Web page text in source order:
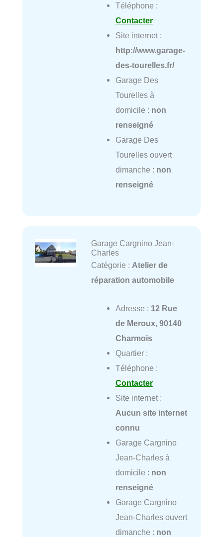
Téléphone :
Contacter
Site internet :
http://www.garage-
des-tourelles.fr/
Garage Des
Tourelles à
domicile : non
renseigné
Garage Des
Tourelles ouvert
dimanche : non
renseigné
Garage Cargnino Jean-
Charles
Catégorie : Atelier de
réparation automobile
Adresse : 12 Rue
de Meroux, 90140
Charmois
Quartier :
Téléphone :
Contacter
Site internet :
Aucun site internet
connu
Garage Cargnino
Jean-Charles à
domicile : non
renseigné
Garage Cargnino
Jean-Charles ouvert
dimanche : non